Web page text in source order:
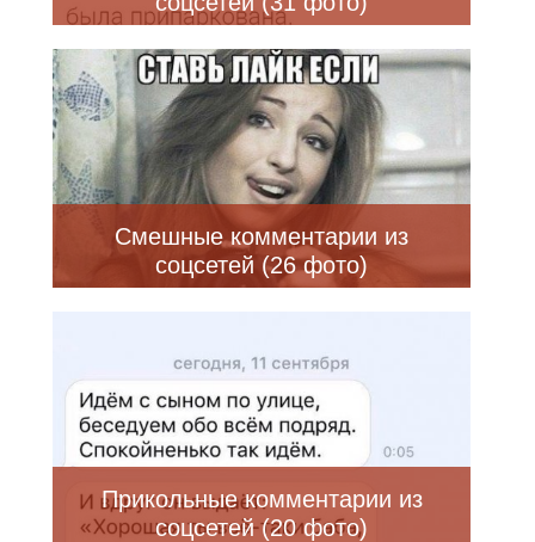
Смешные комментарии из
соцсетей (26 фото)
Прикольные комментарии из
соцсетей (20 фото)